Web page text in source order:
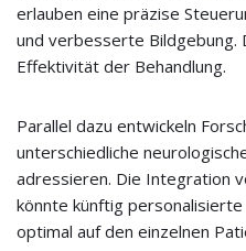
erlauben eine präzise
und verbesserte Bildgebung.
Effektivität der Behandlung.
Parallel dazu entwickeln
unterschiedliche
adressieren. Die Integration
könnte künftig
optimal auf den einzelnen